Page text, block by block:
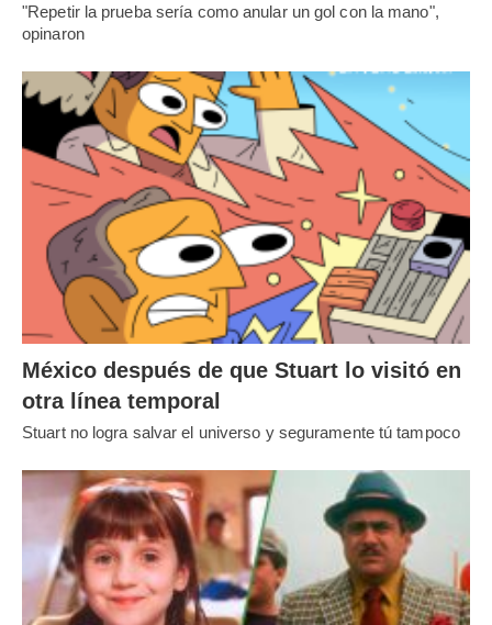
"Repetir la prueba sería como anular un gol con la mano",
opinaron
México después de que Stuart lo visitó en
otra línea temporal
Stuart no logra salvar el universo y seguramente tú tampoco